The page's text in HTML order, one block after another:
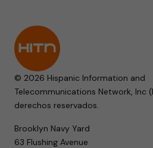
© 2026 Hispanic Information and
Telecommunications Network, Inc
derechos reservados.
Brooklyn Navy Yard
63 Flushing Avenue